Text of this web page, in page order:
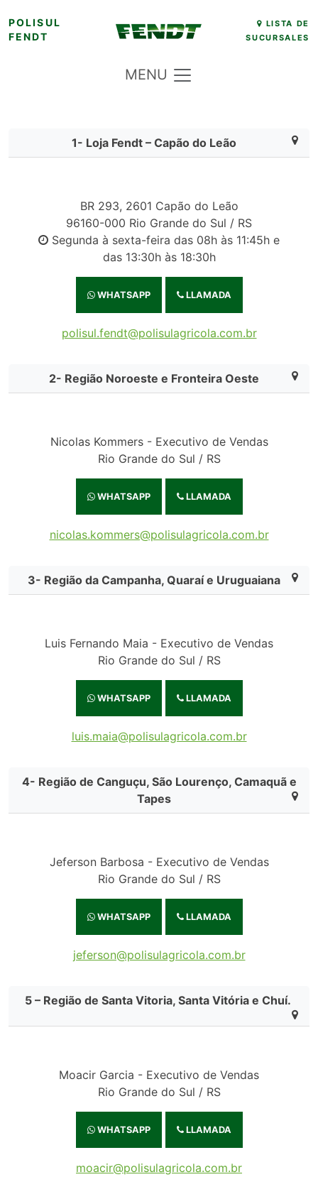
POLISUL
FENDT
LISTA DE
SUCURSALES
MENU
1- Loja Fendt – Capão do Leão
BR 293, 2601 Capão do Leão
96160-000 Rio Grande do Sul / RS
Segunda à sexta-feira das 08h às 11:45h e
das 13:30h às 18:30h
WHATSAPP LLAMADA
polisul.fendt@polisulagricola.com.br
2- Região Noroeste e Fronteira Oeste
Nicolas Kommers - Executivo de Vendas
Rio Grande do Sul / RS
WHATSAPP LLAMADA
nicolas.kommers@polisulagricola.com.br
3- Região da Campanha, Quaraí e Uruguaiana
Luis Fernando Maia - Executivo de Vendas
Rio Grande do Sul / RS
WHATSAPP LLAMADA
luis.maia@polisulagricola.com.br
4- Região de Canguçu, São Lourenço, Camaquã e
Tapes
Jeferson Barbosa - Executivo de Vendas
Rio Grande do Sul / RS
WHATSAPP LLAMADA
jeferson@polisulagricola.com.br
5 – Região de Santa Vitoria, Santa Vitória e Chuí.
Moacir Garcia - Executivo de Vendas
Rio Grande do Sul / RS
WHATSAPP LLAMADA
moacir@polisulagricola.com.br